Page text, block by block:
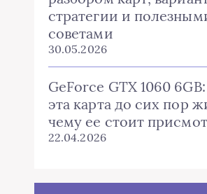
стратегии и
советами
30.05.2026
GeForce GTX 1060
эта карта до сих пор
чему ее стоит
22.04.2026